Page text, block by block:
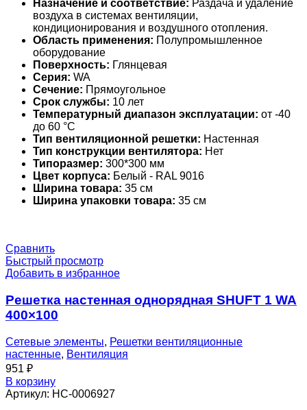
Назначение и соответствие: Раздача и удаление
воздуха в системах вентиляции,
кондиционирования и воздушного отопления.
Область применения: Полупромышленное
оборудование
Поверхность: Глянцевая
Серия: WA
Сечение: Прямоугольное
Срок службы: 10 лет
Температурный диапазон эксплуатации: от -40
до 60 °С
Тип вентиляционной решетки: Настенная
Тип конструкции вентилятора: Нет
Типоразмер: 300*300 мм
Цвет корпуса: Белый - RAL 9016
Ширина товара: 35 см
Ширина упаковки товара: 35 см
Сравнить
Быстрый просмотр
Добавить в избранное
Решетка настенная однорядная SHUFT 1 WA
400×100
Сетевые элементы, Решетки вентиляционные
настенные, Вентиляция
951 ₽
В корзину
Артикул: НС-0006927